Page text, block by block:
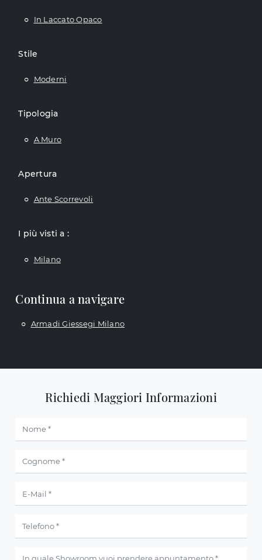
In Laccato Opaco
Stile
Moderni
Tipologia
A Muro
Apertura
Ante Scorrevoli
I più visti a :
Milano
Continua a navigare
Armadi Giessegi Milano
Richiedi Maggiori Informazioni